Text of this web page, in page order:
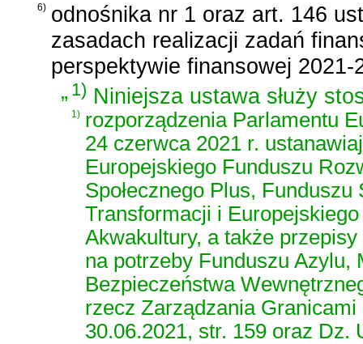
6) odnośnika nr 1 oraz art. 146
zasadach realizacji zadań
perspektywie finansowej 2021-
„1) Niniejsza ustawa służy
1) rozporządzenia Parlamentu
24 czerwca 2021 r.
Europejskiego Funduszu
Społecznego Plus,
Transformacji i
Akwakultury, a także
na potrzeby Funduszu
Bezpieczeństwa
rzecz Zarządzania
30.06.2021, str. 159 oraz Dz.